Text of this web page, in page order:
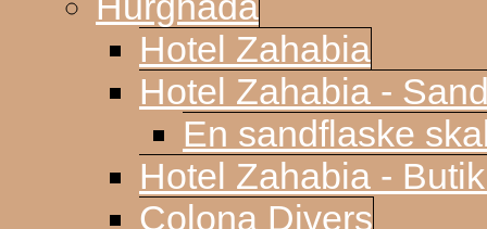
Hotel Zahabia
Hotel Zahabia -
En sandflaske
Hotel Zahabia -
Colona Divers